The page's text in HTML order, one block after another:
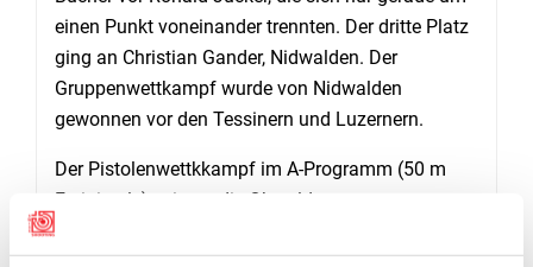
einen Punkt voneinander trennten. Der dritte Platz
ging an Christian Gander, Nidwalden. Der
Gruppenwettkampf wurde von Nidwalden
gewonnen vor den Tessinern und Luzernern.
Der Pistolenwettkkampf im A-Programm (50 m
Freipistole) zeigten die Obwaldner
und gewannen diesen mit der Gruppe vor Luzern